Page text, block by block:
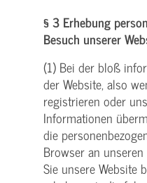
§ 3 Erhebung
Besuch unserer
(1) Bei der bloß
der Website, also
registrieren oder
Informationen
die
Browser an
Sie unsere Website